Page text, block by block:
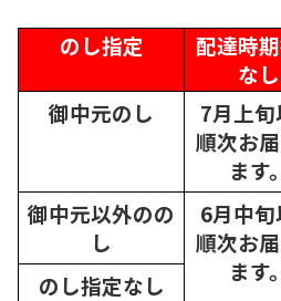
のし指定
配達時
なし
御中元のし
7月上旬
順次お
ます。
御中元以外のの
し
6月中旬
順次お
ます。
のし指定なし